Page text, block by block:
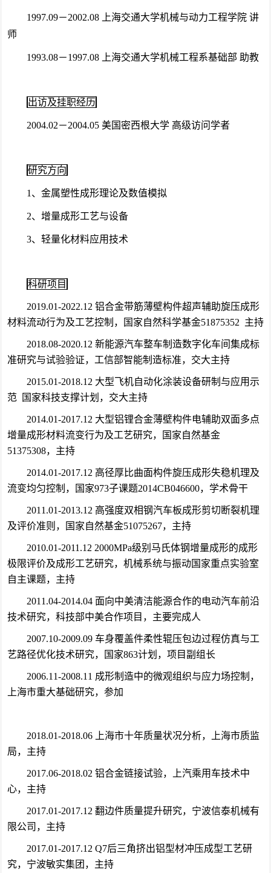
1997.09－2002.08 上海交通大学机械与动力工程学院 讲
师
1993.08－1997.08 上海交通大学机械工程系基础部 助教
出访及挂职经历
2004.02－2004.05 美国密西根大学 高级访问学者
研究方向
1、金属塑性成形理论及数值模拟
2、增量成形工艺与设备
3、轻量化材料应用技术
科研项目
2019.01-2022.12 铝合金带筋薄壁构件超声辅助旋压成形
材料流动行为及工艺控制，国家自然科学基金51875352 主持
2018.08-2020.12 新能源汽车整车制造数字化车间集成标
准研究与试验验证，工信部智能制造标准，交大主持
2015.01-2018.12 大型飞机自动化涂装设备研制与应用示
范 国家科技支撑计划，交大主持
2014.01-2017.12 大型铝锂合金薄壁构件电辅助双面多点
增量成形材料流变行为及工艺研究，国家自然基金
51375308，主持
2014.01-2017.12 高径厚比曲面构件旋压成形失稳机理及
流变均匀控制，国家973子课题2014CB046600，学术骨干
2011.01-2013.12 高强度双相钢汽车板成形剪切断裂机理
及评价准则，国家自然基金51075267，主持
2010.01-2011.12 2000MPa级别马氏体钢增量成形的成形
极限评价及成形工艺研究，机械系统与振动国家重点实验室
自主课题，主持
2011.04-2014.04 面向中美清洁能源合作的电动汽车前沿
技术研究，科技部中美合作项目，主要完成人
2007.10-2009.09 车身覆盖件柔性辊压包边过程仿真与工
艺路径优化技术研究，国家863计划，项目副组长
2006.11-2008.11 成形制造中的微观组织与应力场控制，
上海市重大基础研究，参加
2018.01-2018.06 上海市十年质量状况分析，上海市质监
局，主持
2017.06-2018.02 铝合金链接试验，上汽乘用车技术中
心，主持
2017.01-2017.12 翻边件质量提升研究，宁波信泰机械有
限公司，主持
2017.01-2017.12 Q7后三角挤出铝型材冲压成型工艺研
究，宁波敏实集团，主持